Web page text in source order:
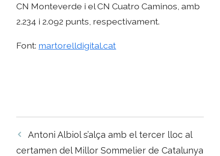
CN Monteverde i el CN Cuatro Caminos, amb
2.234 i 2.092 punts, respectivament.
Font: martorelldigital.cat
Navegació
per
Antoni Albiol s’alça amb el tercer lloc al
certamen del Millor Sommelier de Catalunya